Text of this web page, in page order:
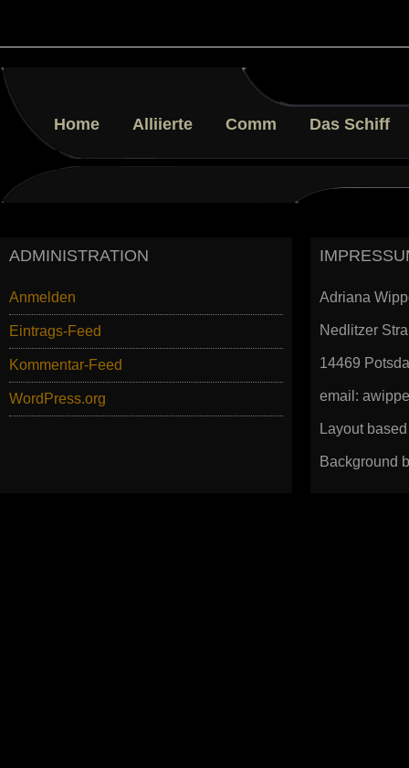
Home Alliierte Comm Das Schiff
ADMINISTRATION
Anmelden
Eintrags-Feed
Kommentar-Feed
WordPress.org
Adriana
Nedlitzer
14469
email:
Layout
Background